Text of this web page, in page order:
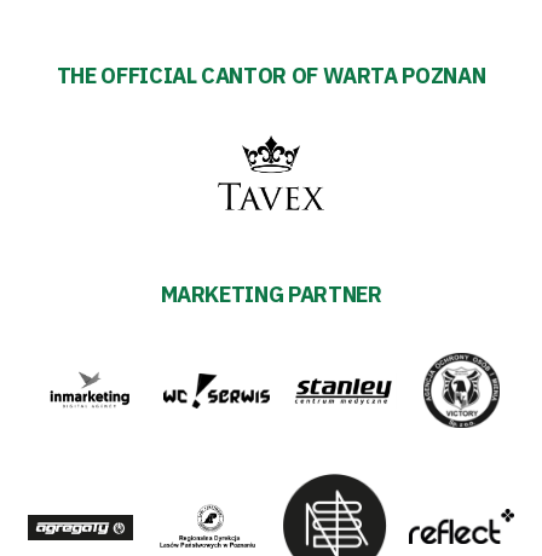
THE OFFICIAL CANTOR OF WARTA POZNAN
MARKETING PARTNER